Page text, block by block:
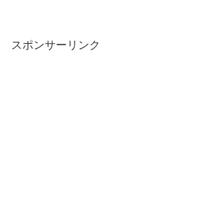
スポンサーリンク